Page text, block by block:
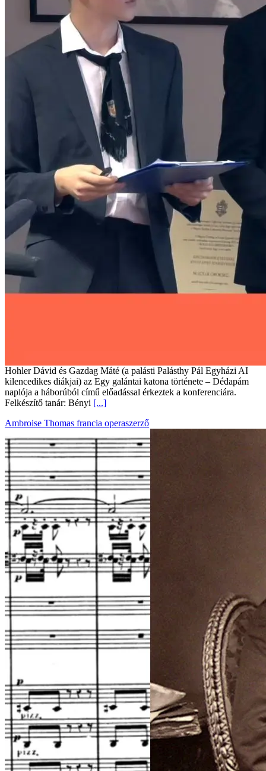
Hohler Dávid és Gazdag Máté (a palásti Palásthy Pál Egyházi AI
kilencedikes diákjai) az Egy galántai katona története – Dédapám
naplója a háborúból című előadással érkeztek a konferenciára.
Felkészítő tanár: Bényi [...]
Ambroise Thomas francia operaszerző